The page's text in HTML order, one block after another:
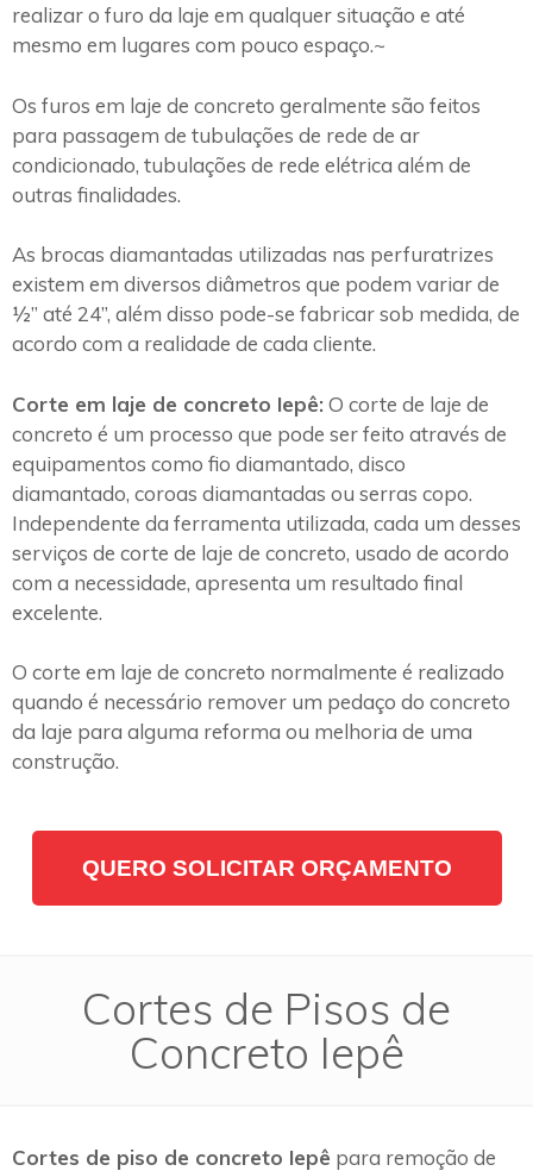
realizar o furo da laje em qualquer situação e até
mesmo em lugares com pouco espaço.~
Os furos em laje de concreto geralmente são feitos
para passagem de tubulações de rede de ar
condicionado, tubulações de rede elétrica além de
outras finalidades.
As brocas diamantadas utilizadas nas perfuratrizes
existem em diversos diâmetros que podem variar de
½” até 24”, além disso pode-se fabricar sob medida, de
acordo com a realidade de cada cliente.
Corte em laje de concreto Iepê: O corte de laje de
concreto é um processo que pode ser feito através de
equipamentos como fio diamantado, disco
diamantado, coroas diamantadas ou serras copo.
Independente da ferramenta utilizada, cada um desses
serviços de corte de laje de concreto, usado de acordo
com a necessidade, apresenta um resultado final
excelente.
O corte em laje de concreto normalmente é realizado
quando é necessário remover um pedaço do concreto
da laje para alguma reforma ou melhoria de uma
construção.
QUERO SOLICITAR ORÇAMENTO
Cortes de Pisos de
Concreto Iepê
Cortes de piso de concreto Iepê para remoção de